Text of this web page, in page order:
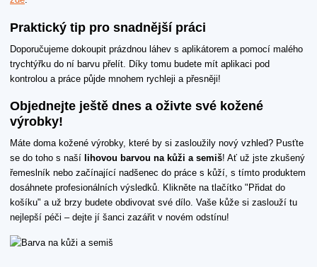
Praktický tip pro snadnější práci
Doporučujeme dokoupit prázdnou láhev s aplikátorem a pomocí malého
trychtýřku do ní barvu přelít. Díky tomu budete mít aplikaci pod
kontrolou a práce půjde mnohem rychleji a přesněji!
Objednejte ještě dnes a oživte své kožené
výrobky!
Máte doma kožené výrobky, které by si zasloužily nový vzhled? Pusťte
se do toho s naší lihovou barvou na kůži a semiš! Ať už jste zkušený
řemeslník nebo začínající nadšenec do práce s kůží, s tímto produktem
dosáhnete profesionálních výsledků. Klikněte na tlačítko "Přidat do
košíku" a už brzy budete obdivovat své dílo. Vaše kůže si zaslouží tu
nejlepší péči – dejte jí šanci zazářit v novém odstínu!